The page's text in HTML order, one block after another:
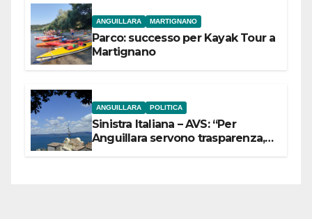
ANGUILLARA MARTIGNANO
Parco: successo per Kayak Tour a
Martignano
ANGUILLARA POLITICA
Sinistra Italiana – AVS: “Per
Anguillara servono trasparenza,